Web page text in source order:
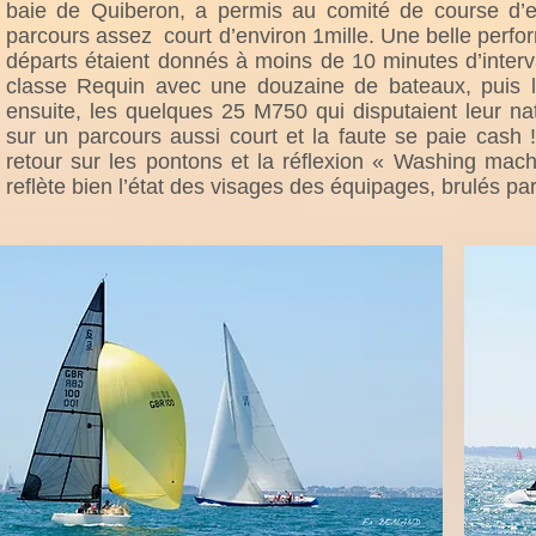
baie de Quiberon, a permis au comité de course
parcours assez court d’environ 1mille. Une belle
départs étaient donnés à moins de 10 minutes
classe Requin avec une douzaine de bateaux,
ensuite, les quelques 25 M750 qui disputaient leur
sur un parcours aussi court et la faute se paie cash
retour sur les pontons et la réflexion « Washing
reflète bien l’état des visages des équipages, brulés